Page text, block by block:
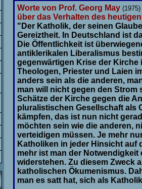
Worte von Prof. Georg May (1975)
über das Verhalten des
"Der Katholik, der seinen
Gereiztheit. In Deutschland ist
Die Öffentlichkeit ist
antiklerikalen Liberalismus
gegenwärtigen Krise der Kirche
Theologen, Priester und Laien
anders sein als die anderen,
man will nicht gegen den Strom
Schätze der Kirche gegen die
pluralistischen Gesellschaft als
kämpfen, das ist nun nicht
möchten sein wie die anderen,
verteidigen müssen. Je mehr
Katholiken in jeder Hinsicht auf
mehr ist man der
widerstehen. Zu diesem Zweck
katholischen Ökumenismus.
man es satt hat, sich als